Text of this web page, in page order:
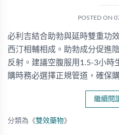
POSTED ON
必利吉結合助勃與延時雙重功
西汀相輔相成。助勃成分促進
反射。建議空腹服用1.5-3小時
購時務必選擇正規管道，確保
繼續閱
分類為《雙效藥物》